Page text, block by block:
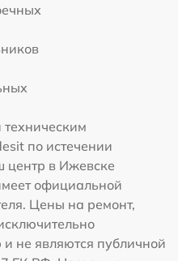
по истечении
центр в Ижевске
официальной
Цены на ремонт,
не являются публичной